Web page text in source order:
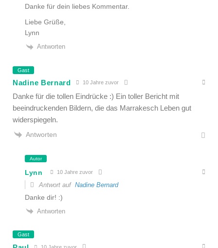
Danke für dein liebes Kommentar.
Liebe Grüße,
Lynn
Antworten
Gast
Nadine Bernard 10 Jahre zuvor
Danke für die tollen Eindrücke :) Ein toller Bericht mit
beeindruckenden Bildern, die das Marrakesch Leben gut
widerspiegeln.
Antworten
Autor
Lynn 10 Jahre zuvor
Antwort auf Nadine Bernard
Danke dir! :)
Antworten
Gast